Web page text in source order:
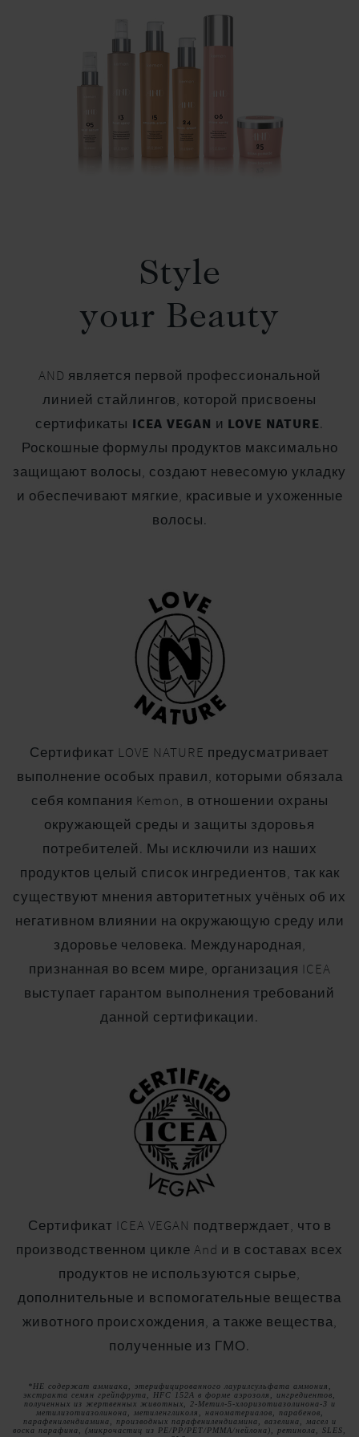
Style
your Beauty
AND является первой профессиональной
линией стайлингов, которой присвоены
сертификаты ICEA VEGAN и LOVE NATURE.
Роскошные формулы продуктов максимально
защищают волосы, создают невесомую укладку
и обеспечивают мягкие, красивые и ухоженные
волосы.
Сертификат LOVE NATURE предусматривает
выполнение особых правил, которыми обязала
себя компания Kemon, в отношении охраны
окружающей среды и защиты здоровья
потребителей. Мы исключили из наших
продуктов целый список ингредиентов, так как
существуют мнения авторитетных учёных об их
негативном влиянии на окружающую среду или
здоровье человека. Международная,
признанная во всем мире, организация ICEA
выступает гарантом выполнения требований
данной сертификации.
Сертификат ICEA VEGAN подтверждает, что в
производственном цикле And и в составах всех
продуктов не используются сырье,
дополнительные и вспомогательные вещества
животного происхождения, а также вещества,
полученные из ГМО.
*НЕ содержат аммиака, этерифицированного лаурилсульфата аммония,
экстракта семян грейпфрута, HFC 152A в форме аэрозоля, ингредиентов,
полученных из жертвенных животных, 2-Метил-5-хлоризотиазолинона-3 и
метилизотиазолинона, метиленгликоля, наноматериалов, парабенов,
парафенилендиамина, производных парафенилендиамина, вазелина, масел и
воска парафина, (микрочастиц из PE/PP/PET/PMMA/нейлона), ретинола, SLES,